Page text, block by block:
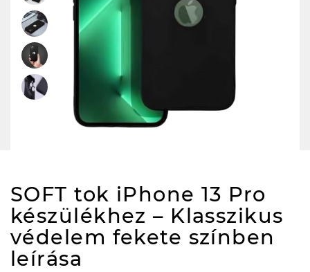
SOFT tok iPhone 13 Pro
készülékhez – Klasszikus
védelem fekete színben
leírása